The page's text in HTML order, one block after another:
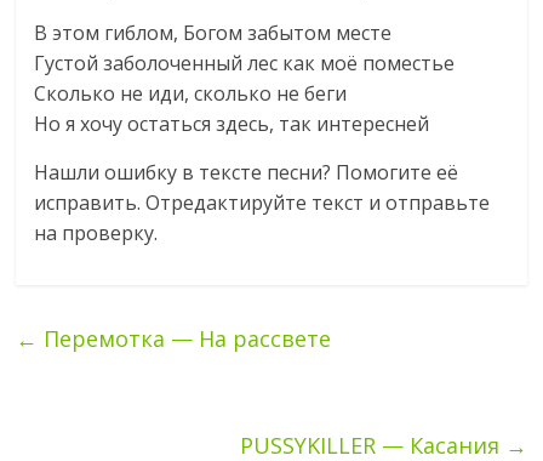
В этом гиблом, Богом забытом месте
Густой заболоченный лес как моё поместье
Сколько не иди, сколько не беги
Но я хочу остаться здесь, так интересней
Нашли ошибку в тексте песни? Помогите еë
исправить. Отредактируйте текст и отправьте
на проверку.
← Перемотка — На рассвете
PUSSYKILLER — Касания →